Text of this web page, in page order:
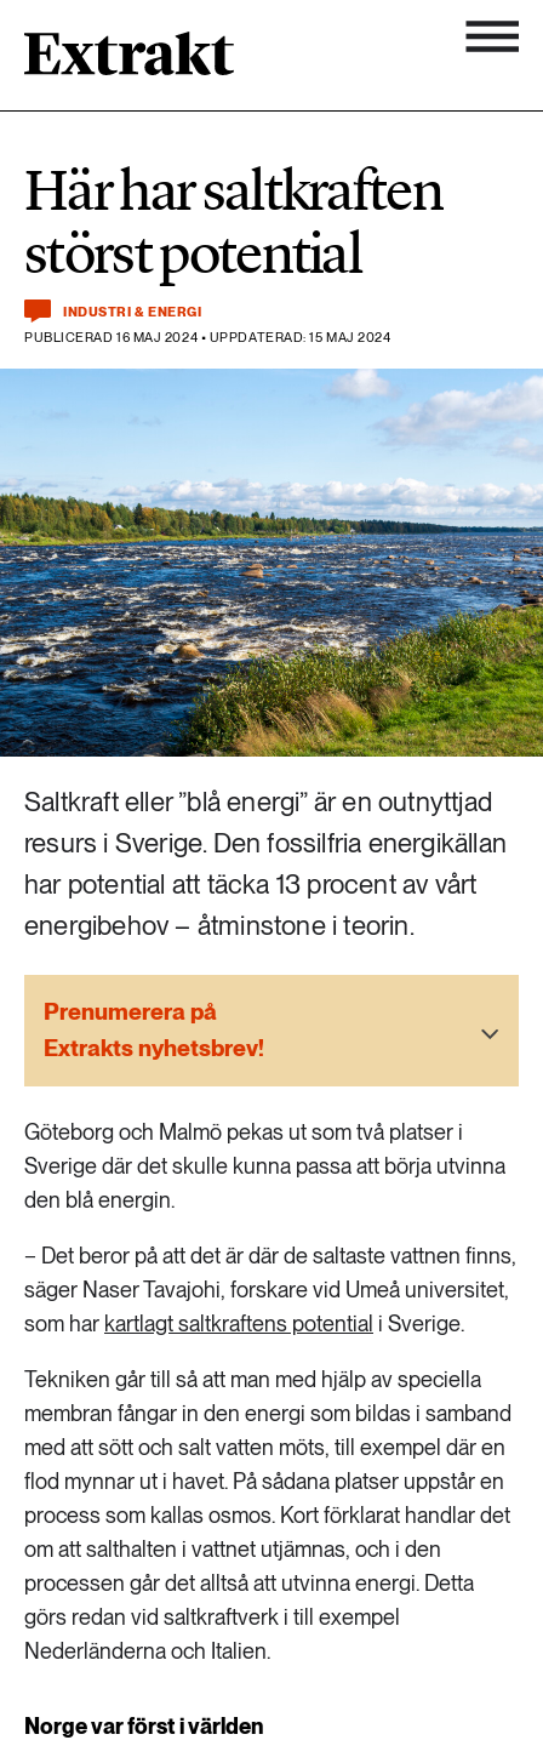
Biologisk mångfald
Hållbara städer
Industri & Energi
Kemikalier
Landsbygd
Livsstil & konsumtion
Mat & jordbruk
Skog
Social hållbarhet
Vatten
Nyhetsbrev
Om Extrakt
900 ARTIKLAR
584 ARTIKLAR
Hållbara städer
473 ARTIKLAR
Industri & Energi
1492 ARTIKLAR
Klimat
252 ARTIKLAR
Landsbygd
939 ARTIKLAR
Livsstil & konsumtion
612 ARTIKLAR
262 ARTIKLAR
Skog
Social hållbarhet
Transport
473 ARTIKLAR
Vatten
Här har saltkraften
störst potential
INDUSTRI & ENERGI
PUBLICERAD 16 MAJ 2024 • UPPDATERAD: 15 MAJ 2024
Saltkraft eller ”blå energi” är en outnyttjad
resurs i Sverige. Den fossilfria energikällan
har potential att täcka 13 procent av vårt
energibehov – åtminstone i teorin.
Prenumerera på
Extrakts nyhetsbrev!
Göteborg och Malmö pekas ut som två platser i
Sverige där det skulle kunna passa att börja utvinna
den blå energin.
− Det beror på att det är där de saltaste vattnen finns,
säger Naser Tavajohi, forskare vid Umeå universitet,
som har kartlagt saltkraftens potential i Sverige.
Tekniken går till så att man med hjälp av speciella
membran fångar in den energi som bildas i samband
med att sött och salt vatten möts, till exempel där en
flod mynnar ut i havet. På sådana platser uppstår en
process som kallas osmos. Kort förklarat handlar det
om att salthalten i vattnet utjämnas, och i den
processen går det alltså att utvinna energi. Detta
görs redan vid saltkraftverk i till exempel
Nederländerna och Italien.
Norge var först i världen